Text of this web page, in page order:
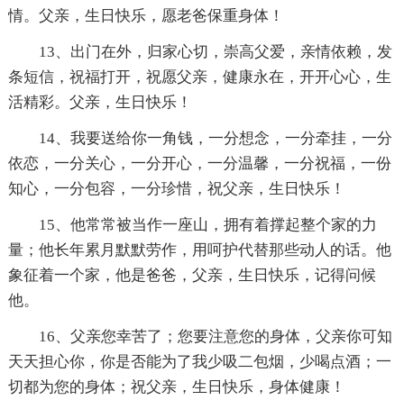
情。父亲，生日快乐，愿老爸保重身体！
13、出门在外，归家心切，崇高父爱，亲情依赖，发
条短信，祝福打开，祝愿父亲，健康永在，开开心心，生
活精彩。父亲，生日快乐！
14、我要送给你一角钱，一分想念，一分牵挂，一分
依恋，一分关心，一分开心，一分温馨，一分祝福，一份
知心，一分包容，一分珍惜，祝父亲，生日快乐！
15、他常常被当作一座山，拥有着撑起整个家的力
量；他长年累月默默劳作，用呵护代替那些动人的话。他
象征着一个家，他是爸爸，父亲，生日快乐，记得问候
他。
16、父亲您幸苦了；您要注意您的身体，父亲你可知
天天担心你，你是否能为了我少吸二包烟，少喝点酒；一
切都为您的身体；祝父亲，生日快乐，身体健康！